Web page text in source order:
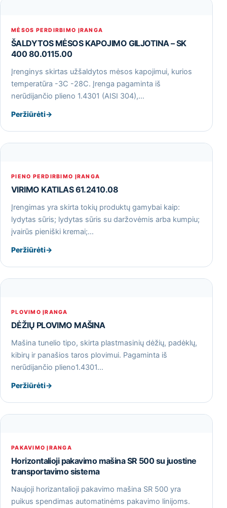
MĖSOS PERDIRBIMO ĮRANGA
ŠALDYTOS MĖSOS KAPOJIMO GILJOTINA – SK
400 80.0115.00
Įrenginys skirtas užšaldytos mėsos kapojimui, kurios
temperatūra -3С -28С. Įrenga pagaminta iš
nerūdijančio plieno 1.4301 (AISI 304),…
Peržiūrėti→
PIENO PERDIRBIMO ĮRANGA
VIRIMO KATILAS 61.2410.08
Įrengimas yra skirta tokių produktų gamybai kaip:
lydytas sūris; lydytas sūris su daržovėmis arba kumpiu;
įvairūs pieniški kremai;…
Peržiūrėti→
PLOVIMO ĮRANGA
DĖŽIŲ PLOVIMO MAŠINA
Mašina tunelio tipo, skirta plastmasinių dėžių, padėklų,
kibirų ir panašios taros plovimui. Pagaminta iš
nerūdijančio plieno1.4301…
Peržiūrėti→
PAKAVIMO ĮRANGA
Horizontalioji pakavimo mašina SR 500 su juostine
transportavimo sistema
Naujoji horizantalioji pakavimo mašina SR 500 yra
puikus spendimas automatinėms pakavimo linijoms.